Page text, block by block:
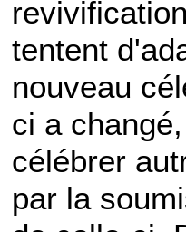
tentent
nouveau
ci a
célébrer
par la